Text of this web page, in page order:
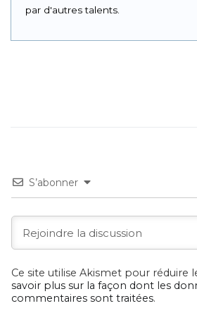
par d'autres talents.
S’abonner
Ce site utilise Akismet pour réduire
savoir plus sur la façon dont les
commentaires sont traitées.